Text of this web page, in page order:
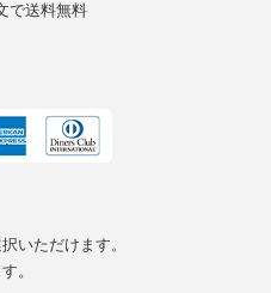
で送料無料
いただけます。
。